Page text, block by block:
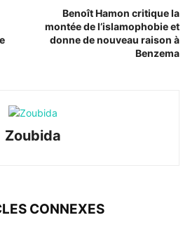
Benoît Hamon critique la
montée de l’islamophobie et
donne de nouveau raison à
Benzema
Zoubida
CONNEXES